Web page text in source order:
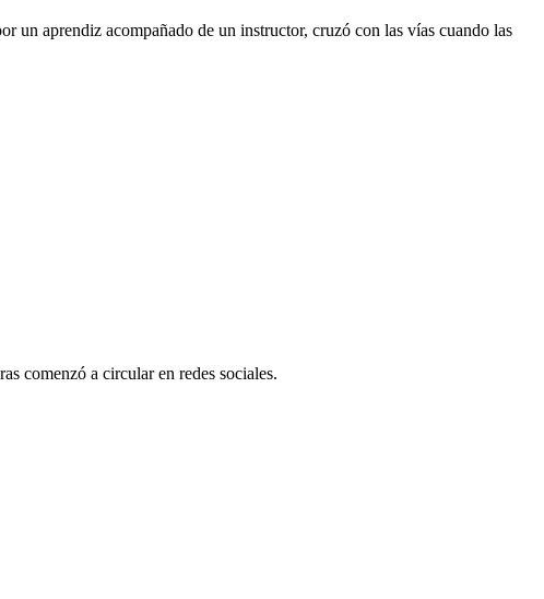
un aprendiz acompañado de un instructor, cruzó con las vías cuando las
comenzó a circular en redes sociales.